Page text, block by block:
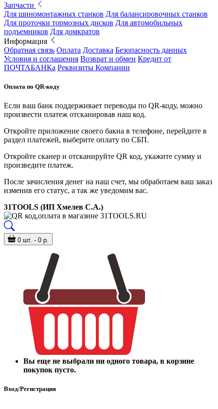
Запчасти
Для шиномонтажных станков Для балансировочных станков
Для проточки тормозных дисков Для автомобильных
подъемников Для домкратов
Информация
Обратная связь Оплата Доставка Безопасность данных
Условия и соглашения Возврат и обмен Кредит от
ПОЧТАБАНКа Реквизиты Компании
Оплата по QR-коду
Если ваш банк поддерживает переводы по QR-коду, можно
произвести платеж отсканировав наш код.
Откройте приложение своего бакна в телефоне, перейдите в
раздел платежей, выберите оплату по СБП.
Откройте сканер и отсканируйте QR код, укажите сумму и
произведите платеж.
После зачисления денег на наш счет, мы обработаем ваш заказ
изменив его статус, а так же уведомим вас.
31TOOLS (ИП Хмелев С.А.)
0 шт. - 0 р.
Вы еще не выбрали ни одного товара, в корзине
покупок пусто.
Вход/Регистрация